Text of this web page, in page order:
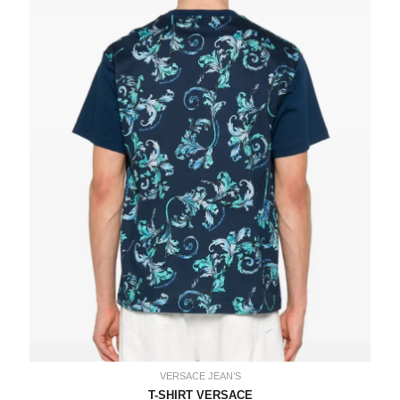
99,00€.77,00€.
VERSACE JEAN’S
T-SHIRT VERSACE
VERSACE JEAN’S
T-SHIRT VERSACE
99,00€